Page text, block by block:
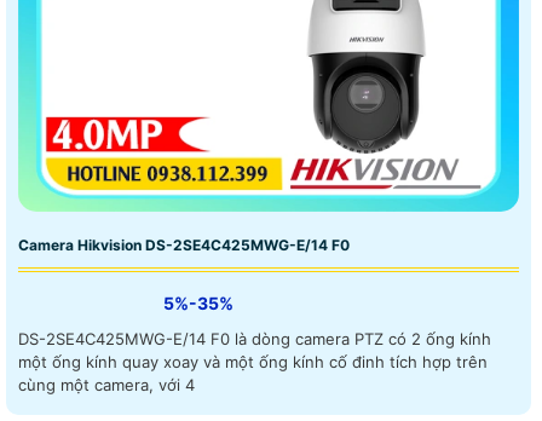
Camera Hikvision DS-2SE4C425MWG-E/14 F0
5%-35%
DS-2SE4C425MWG-E/14 F0 là dòng camera PTZ có 2 ống kính
một ống kính quay xoay và một ống kính cố đinh tích hợp trên
cùng một camera, với 4